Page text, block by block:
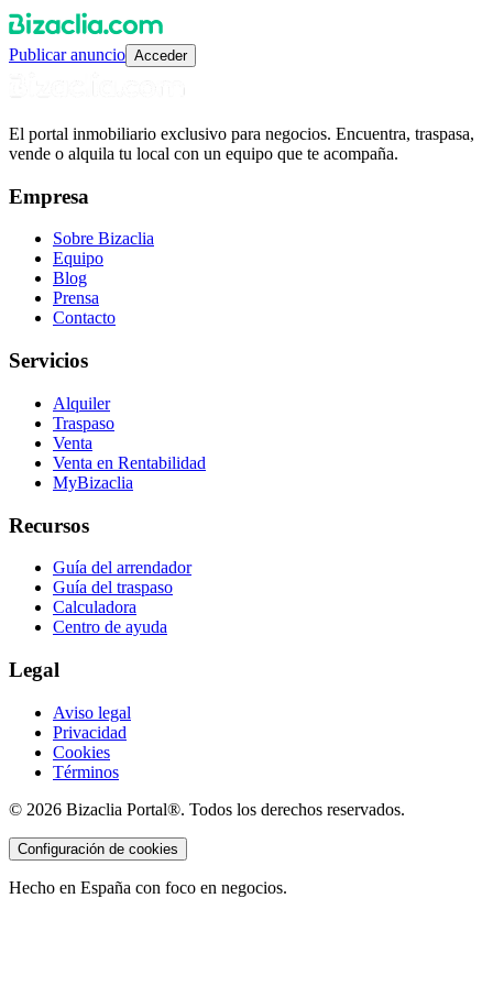
Publicar anuncio Acceder
El portal inmobiliario exclusivo para negocios. Encuentra, traspasa,
vende o alquila tu local con un equipo que te acompaña.
Empresa
Sobre Bizaclia
Equipo
Blog
Prensa
Contacto
Servicios
Alquiler
Traspaso
Venta
Venta en Rentabilidad
MyBizaclia
Recursos
Guía del arrendador
Guía del traspaso
Calculadora
Centro de ayuda
Legal
Aviso legal
Privacidad
Cookies
Términos
© 2026 Bizaclia Portal®. Todos los derechos reservados.
Configuración de cookies
Hecho en España con foco en negocios.